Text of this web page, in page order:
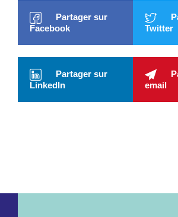
Partager sur
Facebook
Twitter
Partager sur
LinkedIn
email